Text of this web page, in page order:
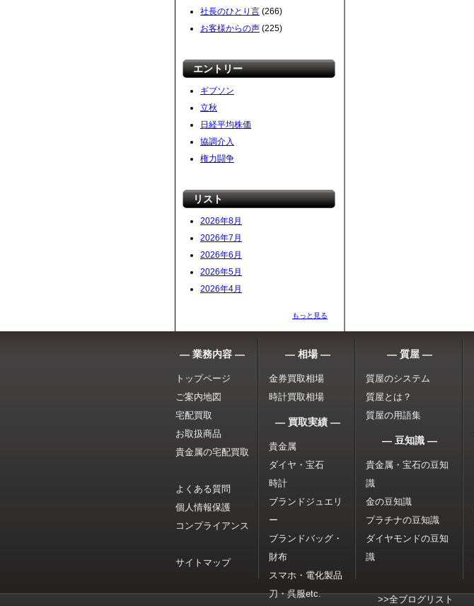
社長のひとり言 (266)
お客様からの声 (225)
エントリー
ギブソン
立秋
日経平均株価
協調介入
権力闘争
リスト
2026年8月
2026年7月
2026年6月
2026年5月
2026年4月
もっと見る
― 業務内容 ―
トップページ
ご案内地図
宅配買取
お取扱商品
貴金属の宅配買取
よくある質問
個人情報保護
コンプライアンス
サイトマップ
― 相場 ―
金券買取相場
時計買取相場
― 買取実績 ―
貴金属
ダイヤ・宝石
時計
ブランドジュエリ
ー
ブランドバッグ・
財布
スマホ・電化製品
刀・呉服etc.
― 質屋 ―
質屋のシステム
質屋とは？
質屋の用語集
― 豆知識 ―
貴金属・宝石の豆知
識
金の豆知識
プラチナの豆知識
ダイヤモンドの豆知
識
>>全ブログリスト